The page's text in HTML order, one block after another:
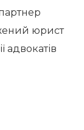
юрист
адвокатів